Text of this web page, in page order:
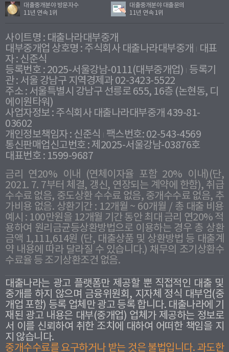
대출중개분야 방문자수
11년 연속 1위
대출중개분야 대출문의
11년 연속 1위
사이트명 : 대출나라대부중개
대부중개업 상호명 : 주식회사 대출나라대부중개
대표
자 : 신준식
등록번호 : 2025-서울강남-0111(대부중개업) 등록기
관 : 서울 강남구 지역경제과 02-3423-5522
주소 : 서울특별시 강남구 선릉로 655, 16층 (논현동, 디
에이원타워)
사업자정보 : 주식회사 대출나라대부중개 439-81-
03602
개인정보책임자 : 신준식
팩스번호: 02-543-4569
통신판매업신고번호 : 제2025-서울강남-03876호
대표번호 : 1599-9687
금리 연20% 이내 (연체이자율 포함 20% 이내)(단,
2021. 7. 7부터 체결, 갱신, 연장되는 계약에 한함), 취급
수수료 없음, 중도상환 수수료 없음, 중개수수료 없음, 추
가비용 없음. 상환기간 : 12개월 ~ 60개월 / 총 대출 비용
예시 : 100만원을 12개월 기간 동안 최대 금리 연20% 적
용하여 원리금균등상환방법으로 이용하는 경우 총 상환
금액 1,111,614원 (단, 대출상품 및 상환방법 등 대출계
약 내용에 따라 달라질 수 있습니다.) 채무의 조기상환수
수료율 등 조기상환조건 없음.
대출나라는 광고 플랫폼만 제공할 뿐 직접적인 대출 및
중개를 하지 않으며 금융위원회, 지자체 정식 대부업(중
개업 포함) 등록 업체만 광고 등록 합니다. 대출나라에 기
재된 광고 내용은 대부(중개업) 업체가 제공하는 정보로
서 이를 신뢰하여 취한 조치에 대하여 어떠한 책임을 지
지 않습니다.
중개수수료를 요구하거나 받는 것은 불법입니다. 과도한